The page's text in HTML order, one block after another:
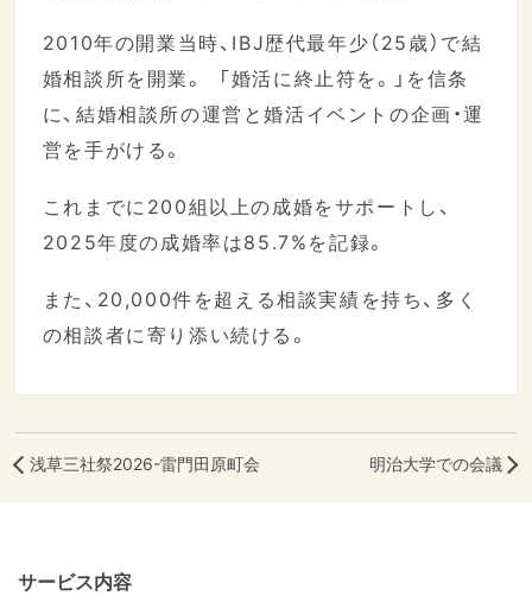
2010年の開業当時、IBJ歴代最年少（25歳）で結
婚相談所を開業。 「婚活に終止符を。」を信条
に、結婚相談所の運営と婚活イベントの企画・運
営を手がける。
これまでに200組以上の成婚をサポートし、
2025年度の成婚率は85.7%を記録。
また、20,000件を超える相談実績を持ち、多く
の相談者に寄り添い続ける。
浅草三社祭2026-雷門田原町会 明治大学での会議
サービス内容